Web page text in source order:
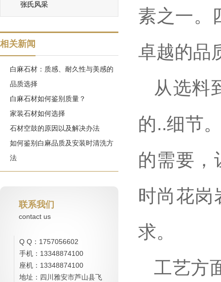
张氏风采
相关新闻
白麻石材：质感、耐久性与美感的
品质选择
白麻石材如何鉴别质量？
家装石材如何选择
石材空鼓的原因以及解决办法
如何鉴别白麻品质及安装时清洗方
法
联系我们
contact us
Q Q：1757056602
手机：13348874100
座机：13348874100
地址：四川雅安市芦山县飞
素之一。
卓越的品
从选料
的..细节
的需要，
时尚花岗
求。
工艺方